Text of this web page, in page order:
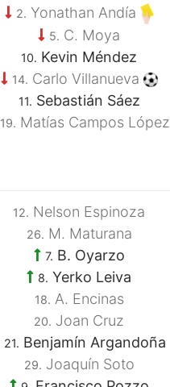
2. Yonathan Andía
5. C. Moya
10. Kevin Méndez
14. Carlo Villanueva
11. Sebastián Sáez
19. Matías Campos López
12. Nelson Espinoza
26. M. Maturana
7. B. Oyarzo
8. Yerko Leiva
18. A. Encinas
20. Joan Cruz
21. Benjamín Argandoña
29. Joaquín Soto